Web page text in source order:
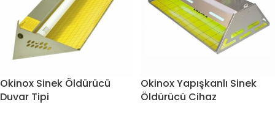
Okinox Sinek Öldürücü
Duvar Tipi
Okinox Yapışkanlı Sinek
Öldürücü Cihaz